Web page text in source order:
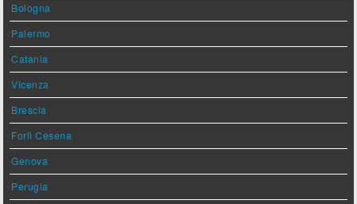
Bologna
Palermo
Catania
Vicenza
Brescia
Forlì Cesena
Genova
Perugia